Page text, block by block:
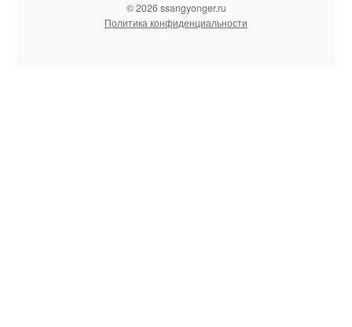
© 2026 ssangyonger.ru
Политика конфиденциальности